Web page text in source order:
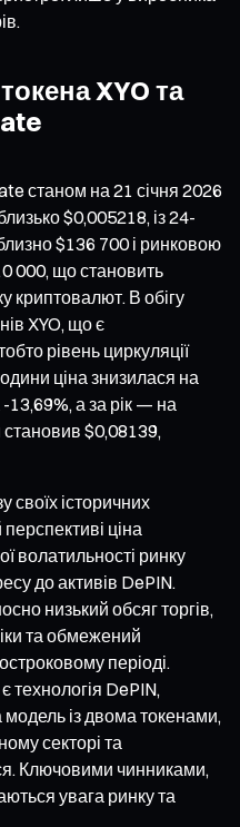
XYO та
станом на 21 січня 2026
$0,005218, із 24-
$136 700 і ринковою
000, що становить
криптовалют. В обігу
XYO, що є
рівень циркуляції
ціна знизилася на
13,69%, а за рік — на
$0,08139,
своїх історичних
ціна
волатильності ринку
до активів DePIN.
низький обсяг торгів,
та обмежений
періоді.
DePIN,
із двома токенами,
секторі та
Ключовими чинниками,
увага ринку та